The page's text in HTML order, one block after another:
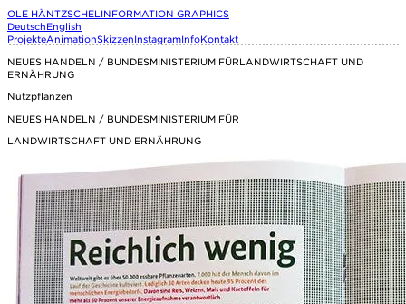
OLE HÄNTZSCHEL INFORMATION GRAPHICS
DeutschEnglish
ProjekteAnimationSkizzenInstagramInfoKontakt
NEUES HANDELN / BUNDESMINISTERIUM FÜRLANDWIRTSCHAFT UND
ERNÄHRUNG
Nutzpflanzen
NEUES HANDELN / BUNDESMINISTERIUM FÜR
LANDWIRTSCHAFT UND ERNÄHRUNG